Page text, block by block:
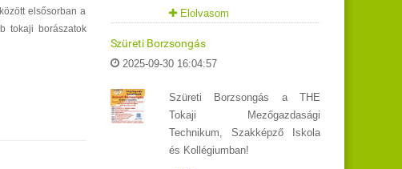
elsősorban a
tokaji borászatok
Elolvasom
Szüreti Borzsongás
2025-09-30 16:04:57
Szüreti Borzsongás a THE
Tokaji Mezőgazdasági
Technikum, Szakképző Iskola
és Kollégiumban!